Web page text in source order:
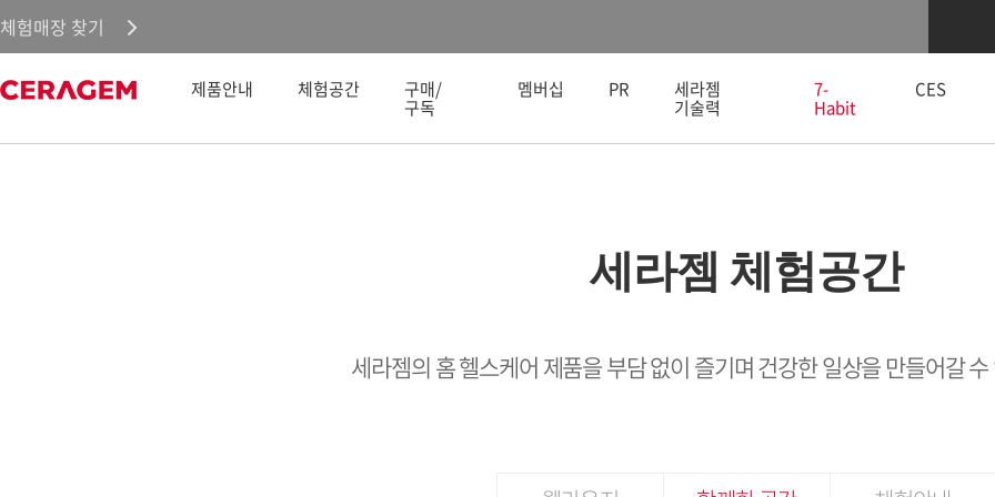
체험매장 찾기
제품안내 체험공간 구매/
구독
멤버십 PR 세라젬
기술력
7-
Habit
CES
세라젬 체험공간
세라젬의 홈 헬스케어 제품을 부담 없이 즐기며 건강한 일상을 만들어갈